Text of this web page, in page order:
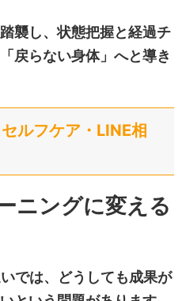
襲し、状態把握と経過チ
戻らない身体」へと導き
ルフケア・LINE相
ニングに変える
では、どうしても成果が